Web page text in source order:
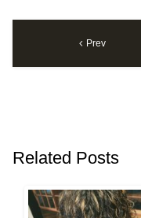
Prev
Related Posts